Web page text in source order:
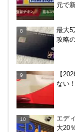
術を
つ
で20
元で
最大5
攻略
【
ない
エデ
大20